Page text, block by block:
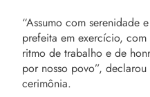
“Assumo com serenidade
prefeita em exercício,
ritmo de trabalho e de
por nosso povo”,
cerimônia.